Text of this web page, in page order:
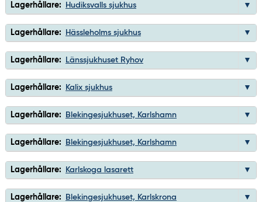
Lagerhållare: Hudiksvalls sjukhus
Lagerhållare: Hässleholms sjukhus
Lagerhållare: Länssjukhuset Ryhov
Lagerhållare: Kalix sjukhus
Lagerhållare: Blekingesjukhuset, Karlshamn
Lagerhållare: Blekingesjukhuset, Karlshamn
Lagerhållare: Karlskoga lasarett
Lagerhållare: Blekingesjukhuset, Karlskrona